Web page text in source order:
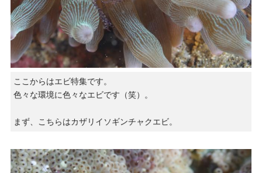
ここからはエビ特集です。
色々な環境に色々なエビです（笑）。
まず、こちらはカザリイソギンチャクエビ。